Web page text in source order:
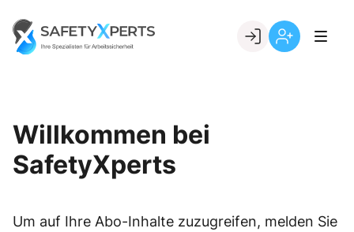
content
Go to landing page.
Willkommen bei
SafetyXperts
Um auf Ihre Abo-Inhalte zuzugreifen, melden Sie